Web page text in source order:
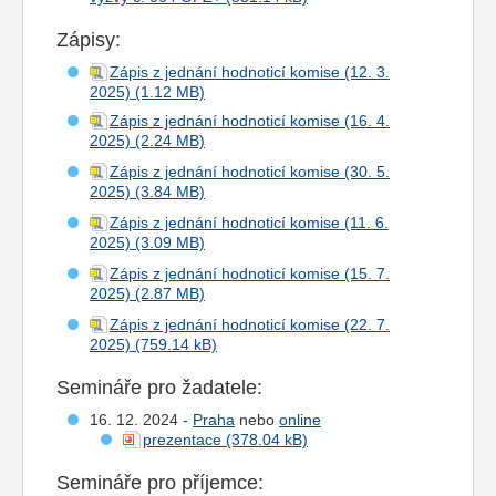
Zápisy:
Zápis z jednání hodnoticí komise (12. 3.
2025)
Zápis z jednání hodnoticí komise (16. 4.
2025)
Zápis z jednání hodnoticí komise (30. 5.
2025)
Zápis z jednání hodnoticí komise (11. 6.
2025)
Zápis z jednání hodnoticí komise (15. 7.
2025)
Zápis z jednání hodnoticí komise (22. 7.
2025)
Semináře pro žadatele:
16. 12. 2024 - Praha nebo online
prezentace
Semináře pro příjemce: